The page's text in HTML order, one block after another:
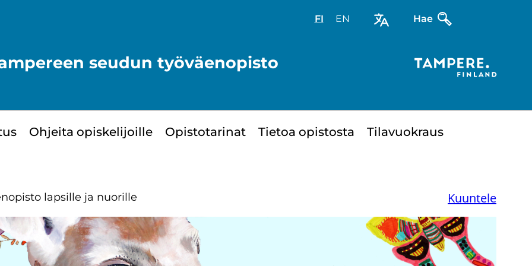
FIValitse
ENSelect
Hae
seudun työväenopisto
Oh­jei­ta opis­ke­li­joil­le Opis­to­ta­ri­nat Tie­toa opis­tos­ta
Ti­la­vuo­kraus
lap­sil­le ja nuo­ril­le Kuuntele